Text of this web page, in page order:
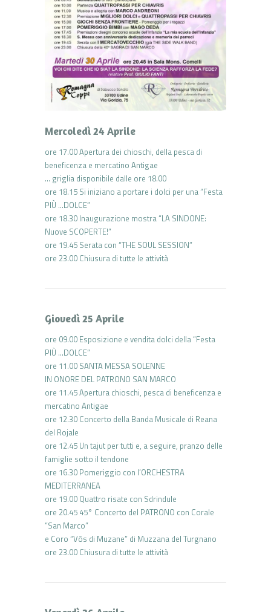
Mercoledì 24 Aprile
ore 17.00 Apertura dei chioschi, della pesca di
beneficenza e mercatino Antigae
… griglia disponibile dalle ore 18.00
ore 18.15 Si iniziano a portare i dolci per una “Festa
PIÙ …DOLCE”
ore 18.30 Inaugurazione mostra “LA SINDONE:
Nuove SCOPERTE!”
ore 19.45 Serata con “THE SOUL SESSION”
ore 23.00 Chiusura di tutte le attività
Giovedì 25 Aprile
ore 09.00 Esposizione e vendita dolci della “Festa
PIÙ …DOLCE”
ore 11.00 SANTA MESSA SOLENNE
IN ONORE DEL PATRONO SAN MARCO
ore 11.45 Apertura chioschi, pesca di beneficenza e
mercatino Antigae
ore 12.30 Concerto della Banda Musicale di Reana
del Rojale
ore 12.45 Un tajut per tutti e, a seguire, pranzo delle
famiglie sotto il tendone
ore 16.30 Pomeriggio con l’ORCHESTRA
MEDITERRANEA
ore 19.00 Quattro risate con Sdrindule
ore 20.45 45° Concerto del PATRONO con Corale
“San Marco”
e Coro “Vôs di Muzane” di Muzzana del Turgnano
ore 23.00 Chiusura di tutte le attività